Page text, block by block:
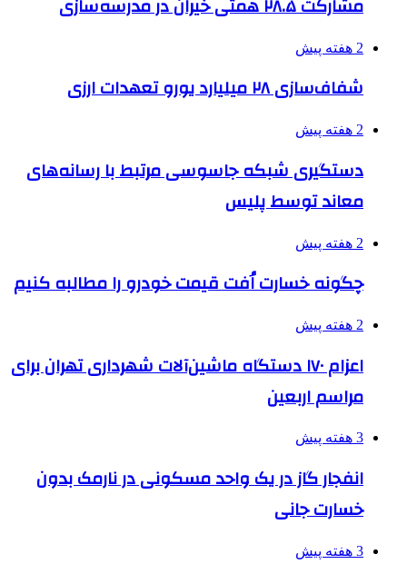
مشارکت ۲۸.۵ همتی خیران در مدرسه‌سازی
2 هفته پیش
شفاف‌سازی ۲۸ میلیارد یورو تعهدات ارزی
2 هفته پیش
دستگیری شبکه جاسوسی مرتبط با رسانه‌های
معاند توسط پلیس
2 هفته پیش
چگونه خسارت اُفت قیمت خودرو را مطالبه کنیم
2 هفته پیش
اعزام ۱۷۰ دستگاه ماشین‌آلات شهرداری تهران برای
مراسم اربعین
3 هفته پیش
انفجار گاز در یک واحد مسکونی در نارمک بدون
خسارت جانی
3 هفته پیش